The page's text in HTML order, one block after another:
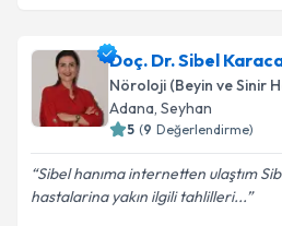
Uzm. Dr. Erdem Önder
takvimi talebi oluşturun. Size
almanız için bir takvim
bilgilendireceğiz.
E-posta Adresiniz
Doç. Dr. Sibel
Nöroloji (Beyin ve Sinir
Adana, Seyhan
5 (9 Değerlendirme)
Sibel hanıma internetten ulaştım
hastalarina yakın ilgili tahlilleri...